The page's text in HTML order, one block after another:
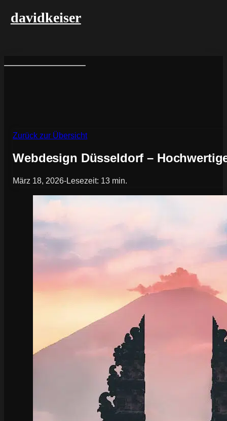
davidkeiser
Zurück zur Übersicht
Webdesign Düsseldorf –
März 18, 2026-Lesezeit: 13 min.